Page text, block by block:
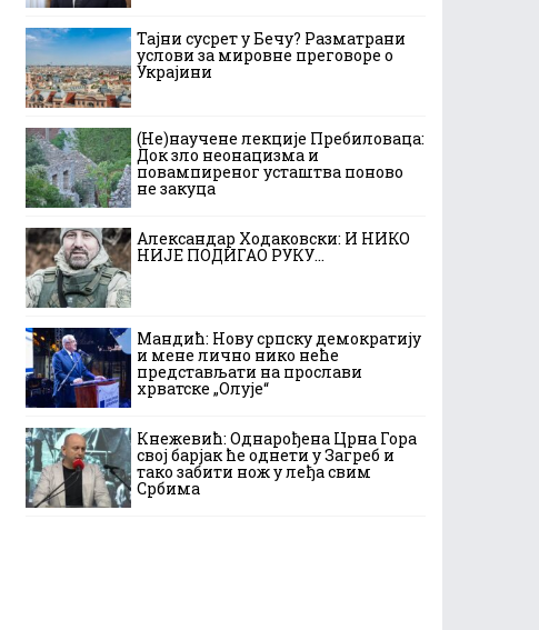
Тајни сусрет у Бечу? Разматрани
услови за мировне преговоре о
Украјини
(Не)научене лекције Пребиловаца:
Док зло неонацизма и
повампиреног усташтва поново
не закуца
Александар Ходаковски: И НИКО
НИЈЕ ПОДИГАО РУКУ…
Мандић: Нову српску демократију
и мене лично нико неће
представљати на прослави
хрватске „Олује“
Кнежевић: Однарођена Црна Гора
свој барјак ће однети у Загреб и
тако забити нож у леђа свим
Србима